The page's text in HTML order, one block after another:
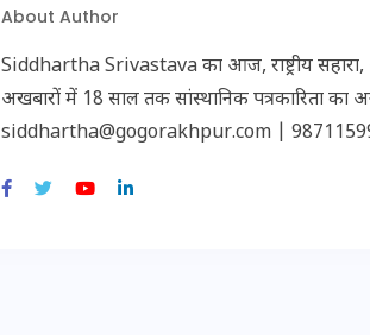
About Author
Siddhartha Srivastava का आज, राष्ट्रीय
अखबारों में 18 साल तक सांस्थानिक पत्रकारिता का
siddhartha@gogorakhpur.com |